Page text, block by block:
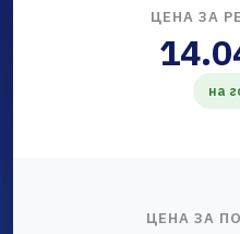
ЦЕНА ЗА
на
ЦЕНА ЗА